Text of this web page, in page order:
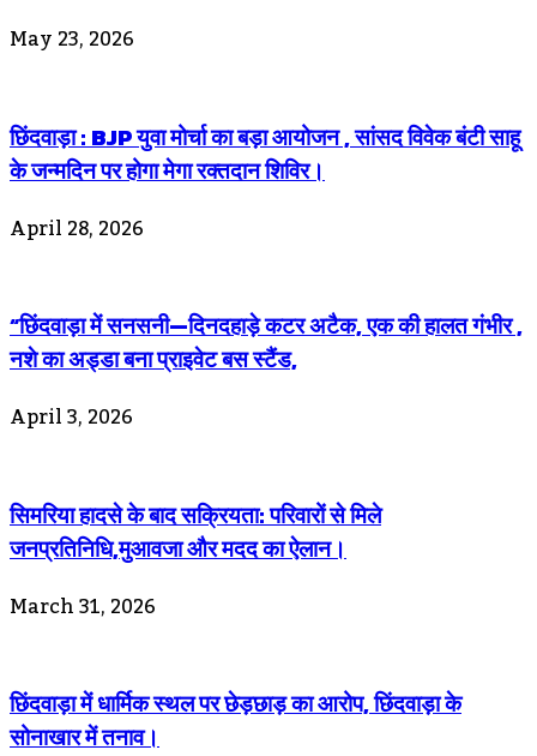
May 23, 2026
छिंदवाड़ा : BJP युवा मोर्चा का बड़ा आयोजन , सांसद विवेक बंटी साहू
के जन्मदिन पर होगा मेगा रक्तदान शिविर।
April 28, 2026
“छिंदवाड़ा में सनसनी—दिनदहाड़े कटर अटैक, एक की हालत गंभीर ,
नशे का अड्डा बना प्राइवेट बस स्टैंड,
April 3, 2026
सिमरिया हादसे के बाद सक्रियता: परिवारों से मिले
जनप्रतिनिधि,मुआवजा और मदद का ऐलान।
March 31, 2026
छिंदवाड़ा में धार्मिक स्थल पर छेड़छाड़ का आरोप, छिंदवाड़ा के
सोनाखार में तनाव।